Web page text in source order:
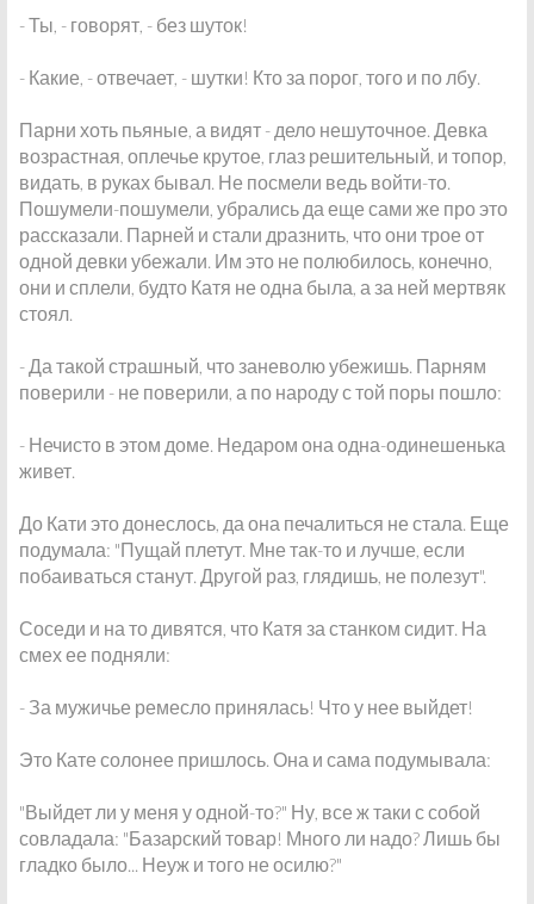
- Ты, - говорят, - без шуток!
- Какие, - отвечает, - шутки! Кто за порог, того и по лбу.
Парни хоть пьяные, а видят - дело нешуточное. Девка
возрастная, оплечье крутое, глаз решительный, и топор,
видать, в руках бывал. Не посмели ведь войти-то.
Пошумели-пошумели, убрались да еще сами же про это
рассказали. Парней и стали дразнить, что они трое от
одной девки убежали. Им это не полюбилось, конечно,
они и сплели, будто Катя не одна была, а за ней мертвяк
стоял.
- Да такой страшный, что заневолю убежишь. Парням
поверили - не поверили, а по народу с той поры пошло:
- Нечисто в этом доме. Недаром она одна-одинешенька
живет.
До Кати это донеслось, да она печалиться не стала. Еще
подумала: "Пущай плетут. Мне так-то и лучше, если
побаиваться станут. Другой раз, глядишь, не полезут".
Соседи и на то дивятся, что Катя за станком сидит. На
смех ее подняли:
- За мужичье ремесло принялась! Что у нее выйдет!
Это Кате солонее пришлось. Она и сама подумывала:
"Выйдет ли у меня у одной-то?" Ну, все ж таки с собой
совладала: "Базарский товар! Много ли надо? Лишь бы
гладко было... Неуж и того не осилю?"